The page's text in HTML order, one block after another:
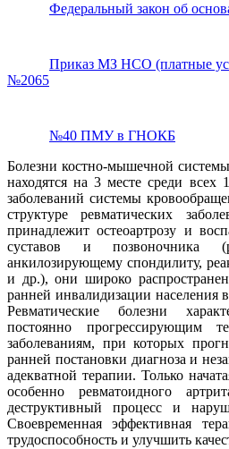
Федеральный закон об
Приказ МЗ НСО (платные
№2065
№40 ПМУ в ГНОКБ
Болезни костно-мышечной
находятся на 3 месте среди всех
заболеваний системы
структуре ревматических
принадлежит остеоартрозу и
суставов и позвоночника
анкилозирующему спондилиту,
и др.), они широко
ранней инвалидизации населения
Ревматические болезни
постоянно прогрессирующим
заболеваниям, при которых
ранней постановки диагноза и
адекватной терапии. Только
особенно ревматоидного
деструктивный процесс и
Своевременная эффективная
трудоспособность и улучшить